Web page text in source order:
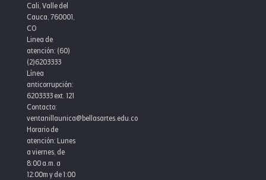
Cali, Valle del
Cauca, 760001,
CO
Linea de
atención: (60)
(2)6203333
Línea
anticorrupción:
6203333 ext. 121
Contacto:
ventanillaunica@bellasartes.edu.co
Horario de
atención: Lunes
a viernes, de
8:00 a.m. a
12:00m y de 1:00